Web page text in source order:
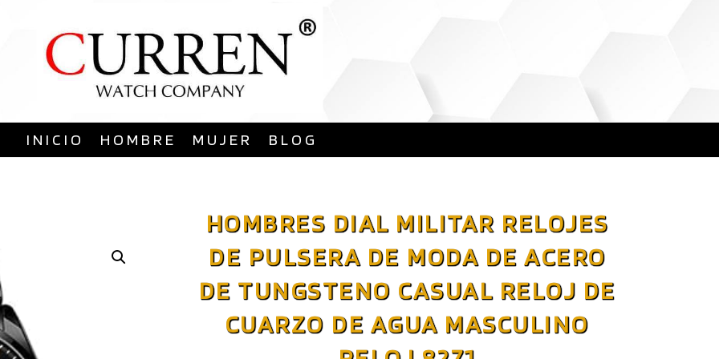
al
contenido
INICIO HOMBRE MUJER BLOG
HOMBRES DIAL MILITAR RELOJES
DE PULSERA DE MODA DE ACERO
DE TUNGSTENO CASUAL RELOJ DE
CUARZO DE AGUA MASCULINO